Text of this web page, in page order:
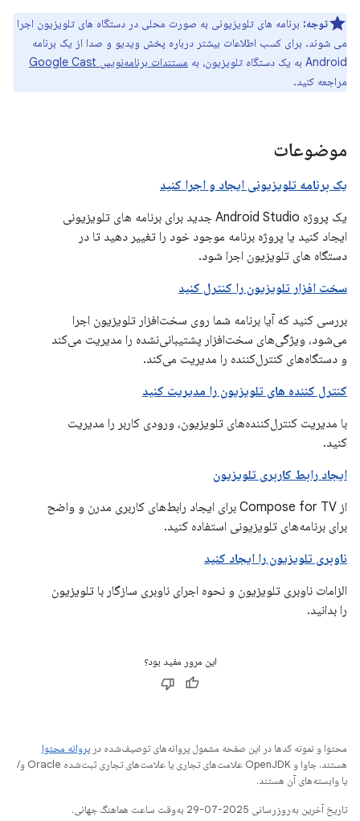
توجه: برنامه های تلویزیونی به صورت محلی در دستگاه های تلویزیون اجرا
می شوند. برای کسب اطلاعات بیشتر درباره پخش ویدیو و صدا از یک برنامه
Android به یک دستگاه تلویزیون، به
مستندات برنامه‌نویس Google Cast
مراجعه کنید.
موضوعات
یک برنامه تلویزیونی ایجاد و اجرا کنید
یک پروژه Android Studio جدید برای برنامه های تلویزیونی
ایجاد کنید یا پروژه برنامه موجود خود را تغییر دهید تا در
دستگاه های تلویزیون اجرا شود.
سخت افزار تلویزیون را کنترل کنید
بررسی کنید که آیا برنامه شما روی سخت‌افزار تلویزیون اجرا
می‌شود، ویژگی‌های سخت‌افزار پشتیبانی‌نشده را مدیریت می‌کند
و دستگاه‌های کنترل‌کننده را مدیریت می‌کند.
کنترل کننده های تلویزیون را مدیریت کنید
با مدیریت کنترل‌کننده‌های تلویزیون، ورودی کاربر را مدیریت
کنید.
ایجاد رابط کاربری تلویزیون
از Compose for TV برای ایجاد رابط‌های کاربری مدرن و واضح
برای برنامه‌های تلویزیونی استفاده کنید.
ناوبری تلویزیون را ایجاد کنید
الزامات ناوبری تلویزیون و نحوه اجرای ناوبری سازگار با تلویزیون
را بدانید.
این مرور مفید بود؟
محتوا و نمونه کدها در این صفحه مشمول پروانه‌های توصیف‌شده در پروانه محتوا
هستند. جاوا و OpenJDK علامت‌های تجاری یا علامت‌های تجاری ثبت‌شده Oracle و/
یا وابسته‌های آن هستند.
تاریخ آخرین به‌روزرسانی 2025-07-29 به‌وقت ساعت هماهنگ جهانی.